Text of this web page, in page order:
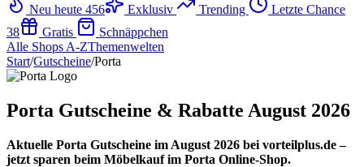
Neu heute 456 Exklusiv Trending
Letzte Chance
38
Gratis
Schnäppchen
Alle Shops A-ZThemenwelten
Start/Gutscheine/Porta
Porta Gutscheine & Rabatte August 2026
Aktuelle Porta Gutscheine im August 2026 bei vorteilplus.de –
jetzt sparen beim Möbelkauf im Porta Online-Shop.